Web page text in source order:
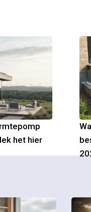
het hier